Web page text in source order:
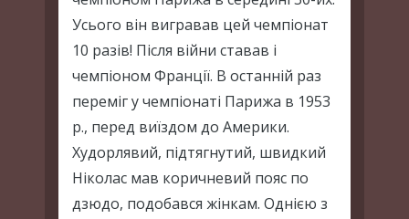
Усього він вигравав цей чемпіонат
10 разів! Після війни ставав і
чемпіоном Франції. В останній раз
переміг у чемпіонаті Парижа в 1953
р., перед виїздом до Америки.
Худорлявий, підтягнутий, швидкий
Ніколас мав коричневий пояс по
дзюдо, подобався жінкам. Однією з